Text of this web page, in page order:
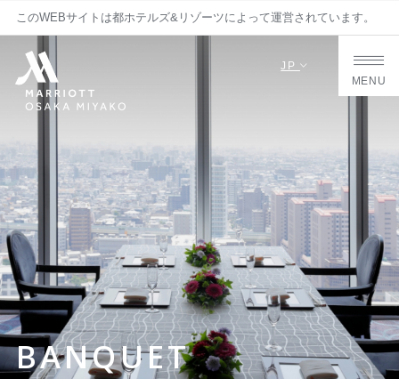
JP
MENU
BANQUET
このWEBサイトは都ホテルズ&リゾーツによって運営されています。